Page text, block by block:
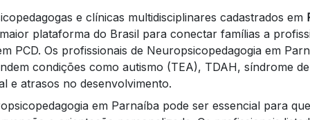
e clínicas multidisciplinares cadastrados em
plataforma do Brasil para conectar famílias a
PCD. Os profissionais de Neuropsicopedagogia em
condições como autismo (TEA), TDAH, síndrome
e atrasos no desenvolvimento.
em Parnaíba pode ser essencial para